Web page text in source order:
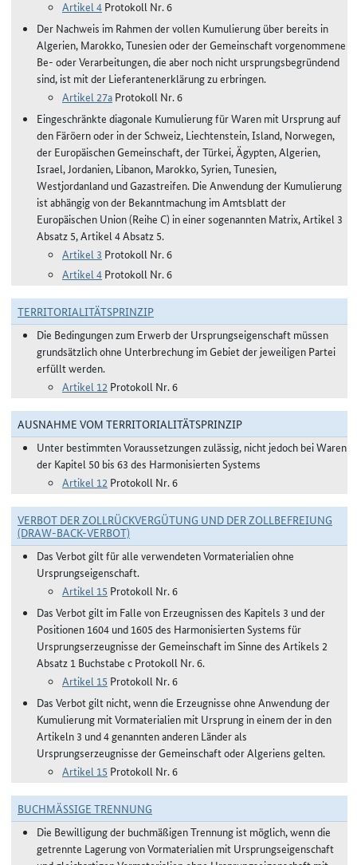
Artikel 4 Protokoll Nr. 6
Der Nachweis im Rahmen der vollen Kumulierung über bereits in
Algerien, Marokko, Tunesien oder der Gemeinschaft vorgenommene
Be- oder Verarbeitungen, die aber noch nicht ursprungsbegründend
sind, ist mit der Lieferantenerklärung zu erbringen.
Artikel 27a Protokoll Nr. 6
Eingeschränkte diagonale Kumulierung für Waren mit Ursprung auf
den Färöern oder in der Schweiz, Liechtenstein, Island, Norwegen,
der Europäischen Gemeinschaft, der Türkei, Ägypten, Algerien,
Israel, Jordanien, Libanon, Marokko, Syrien, Tunesien,
Westjordanland und Gazastreifen. Die Anwendung der Kumulierung
ist abhängig von der Bekanntmachung im Amtsblatt der
Europäischen Union (Reihe C) in einer sogenannten Matrix, Artikel 3
Absatz 5, Artikel 4 Absatz 5.
Artikel 3 Protokoll Nr. 6
Artikel 4 Protokoll Nr. 6
TERRITORIALITÄTSPRINZIP
Die Bedingungen zum Erwerb der Ursprungseigenschaft müssen
grundsätzlich ohne Unterbrechung im Gebiet der jeweiligen Partei
erfüllt werden.
Artikel 12 Protokoll Nr. 6
AUSNAHME VOM TERRITORIALITÄTSPRINZIP
Unter bestimmten Voraussetzungen zulässig, nicht jedoch bei Waren
der Kapitel 50 bis 63 des Harmonisierten Systems
Artikel 12 Protokoll Nr. 6
VERBOT DER ZOLLRÜCKVERGÜTUNG UND DER ZOLLBEFREIUNG
(DRAW-BACK-VERBOT)
Das Verbot gilt für alle verwendeten Vormaterialien ohne
Ursprungseigenschaft.
Artikel 15 Protokoll Nr. 6
Das Verbot gilt im Falle von Erzeugnissen des Kapitels 3 und der
Positionen 1604 und 1605 des Harmonisierten Systems für
Ursprungserzeugnisse der Gemeinschaft im Sinne des Artikels 2
Absatz 1 Buchstabe c Protokoll Nr. 6.
Artikel 15 Protokoll Nr. 6
Das Verbot gilt nicht, wenn die Erzeugnisse ohne Anwendung der
Kumulierung mit Vormaterialien mit Ursprung in einem der in den
Artikeln 3 und 4 genannten anderen Länder als
Ursprungserzeugnisse der Gemeinschaft oder Algeriens gelten.
Artikel 15 Protokoll Nr. 6
BUCHMÄSSIGE TRENNUNG
Die Bewilligung der buchmäßigen Trennung ist möglich, wenn die
getrennte Lagerung von Vormaterialien mit Ursprungseigenschaft